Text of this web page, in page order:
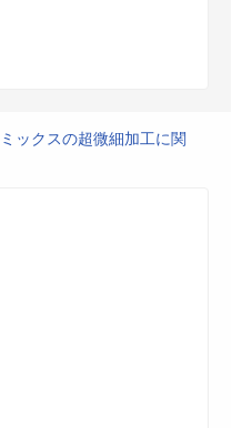
ックスの超微細加工に関